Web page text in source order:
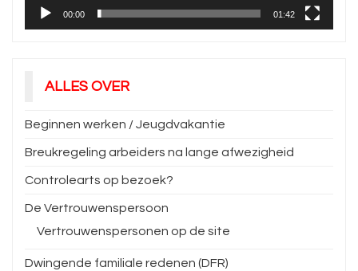
00:00 01:42
ALLES OVER
Beginnen werken / Jeugdvakantie
Breukregeling arbeiders na lange afwezigheid
Controlearts op bezoek?
De Vertrouwenspersoon
Vertrouwenspersonen op de site
Dwingende familiale redenen (DFR)